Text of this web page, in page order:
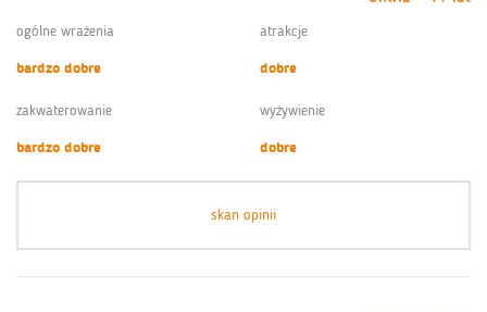
ogólne wrażenia
bardzo dobre
atrakcje
dobre
zakwaterowanie
bardzo dobre
wyżywienie
dobre
skan opinii